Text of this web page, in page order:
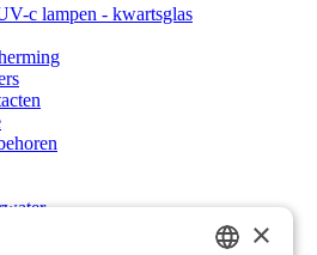
c lampen - kwartsglas
×